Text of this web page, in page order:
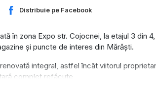
Distribuie pe Facebook
în zona Expo str. Cojocnei, la etajul 3 din
și puncte de interes din Mărăști.
integral, astfel încât viitorul
complet refăcute